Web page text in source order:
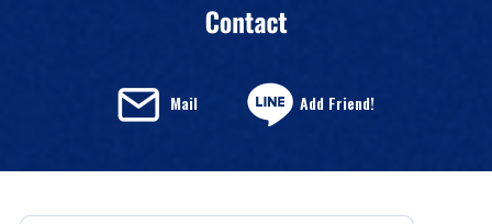
Mail Add Friend!